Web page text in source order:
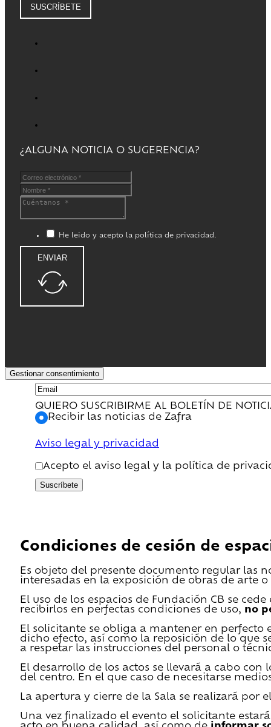
SUSCRÍBETE
¿ALGUNA NOTICIA O SUGERENCIA?
He leido y acepto la política de privacidad.
ENVIAR
Gestionar consentimiento
QUIERO SUSCRIBIRME AL BOLETÍN DE
Recibir las noticias de Zafra
Aviso legal y privacidad
Acepto el aviso legal y la política de
Suscríbete
Condiciones de cesión de
Es objeto del presente documento regular las
interesadas en la exposición de obras de arte
El uso de los espacios de Fundación CB se
recibirlos en perfectas condiciones de uso, no
El solicitante se obliga a mantener en perfecto
dicho efecto, así como la reposición de lo que
a respetar las instrucciones del personal o
El desarrollo de los actos se llevará a cabo
del centro. En el que caso de necesitarse
La apertura y cierre de la Sala se realizará por
Una vez finalizado el evento el solicitante